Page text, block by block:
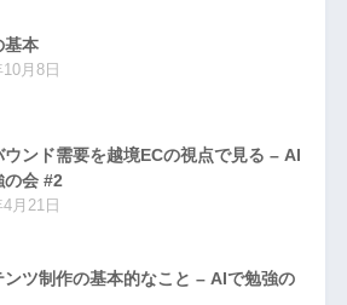
基本
月8日
ウンド需要を越境ECの視点で見る – AI
の会 #2
月21日
ンツ制作の基本的なこと – AIで勉強の